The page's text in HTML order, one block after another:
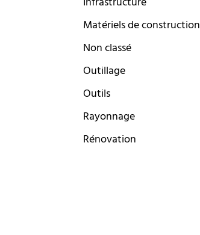
Matériels de construction
Non classé
Outillage
Outils
Rayonnage
Rénovation